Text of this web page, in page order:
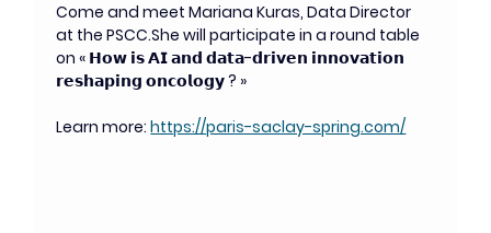
Come and meet Mariana Kuras, Data Director
at the PSCC.She will participate in a round table
on « 𝗛𝗼𝘄 𝗶𝘀 𝗔𝗜 𝗮𝗻𝗱 𝗱𝗮𝘁𝗮-𝗱𝗿𝗶𝘃𝗲𝗻 𝗶𝗻𝗻𝗼𝘃𝗮𝘁𝗶𝗼𝗻
𝗿𝗲𝘀𝗵𝗮𝗽𝗶𝗻𝗴 𝗼𝗻𝗰𝗼𝗹𝗼𝗴𝘆 ? »
Learn more: https://paris-saclay-spring.com/